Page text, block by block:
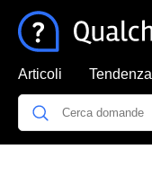
Articoli Tendenza